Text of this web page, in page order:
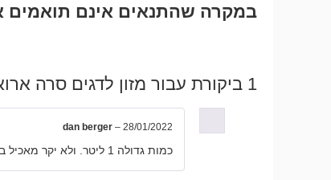
במקרה שהתנאים אינם תואמים
1 ביקורת עבור מזון לדגים סרה
dan berger – 28/01/2022
כמות גדולה 1 ליטר. ולא יקר מאכיל בו ציקלידים גדולים כמו אוסקר וארואנה